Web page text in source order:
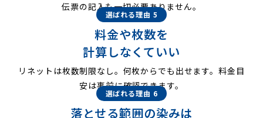
伝票の記入も一切必要ありません。
選ばれる理由 5
料金や枚数を
計算しなくていい
リネットは枚数制限なし。何枚からでも出せます。料金目
安は事前に確認できます。
選ばれる理由 6
落とせる範囲の染みは